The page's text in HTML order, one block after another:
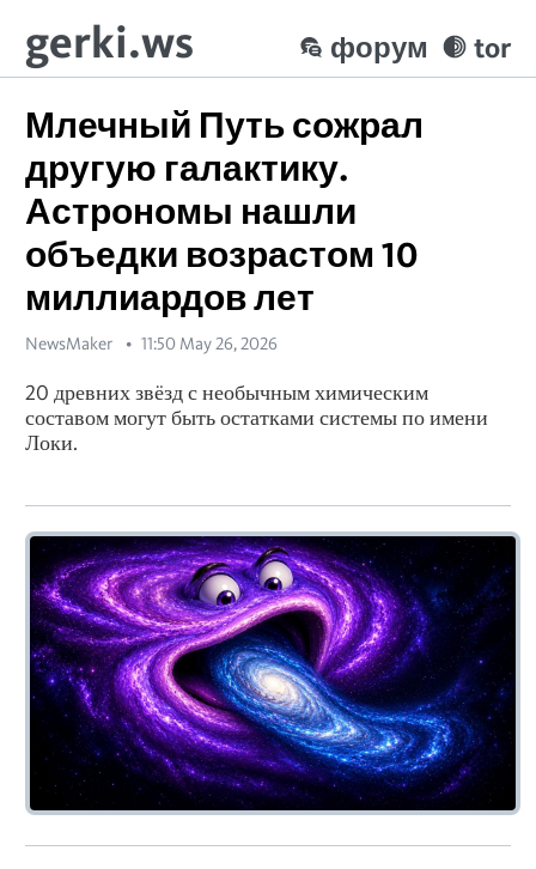
gerki.ws tor
форум
Млечный Путь сожрал
другую галактику.
Астрономы нашли
объедки возрастом 10
миллиардов лет
NewsMaker 11:50 May 26, 2026
20 древних звёзд с необычным химическим
составом могут быть остатками системы по имени
Локи.